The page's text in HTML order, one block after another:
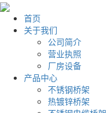
首页
关于我们
公司简介
营业执照
厂房设备
产品中心
不锈钢桥架
热镀锌桥架